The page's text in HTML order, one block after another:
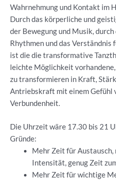
Wahrnehmung und Kontakt im
Durch das körperliche und
der Bewegung und Musik,
Rhythmen und das Verständnis
ist die die transformative
leichte Möglichkeit
zu transformieren in Kraft,
Antriebskraft mit einem Gefühl
Verbundenheit.
Die Uhrzeit wäre 17.30 bis 21
Gründe:
Mehr Zeit für
Intensität, genug Zeit
Mehr Zeit für wichtige